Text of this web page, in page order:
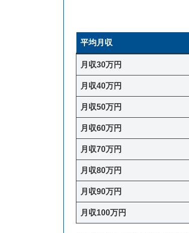
平均月収
月収30万円
月収40万円
月収50万円
月収60万円
月収70万円
月収80万円
月収90万円
月収100万円